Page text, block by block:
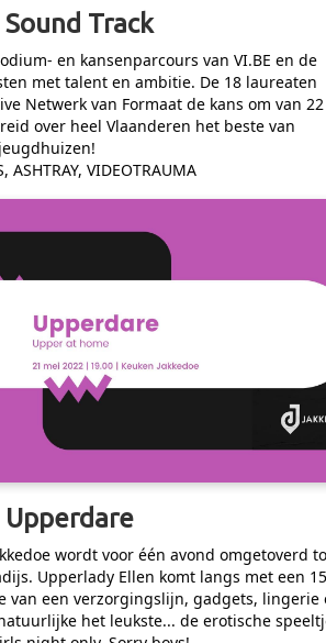
Track
en kansenparcours van VI.BE en de
met talent en ambitie. De 18 laureaten
Netwerk van Formaat de kans om van 22
over heel Vlaanderen het beste van
ASHTRAY, VIDEOTRAUMA
wordt voor één avond omgetoverd
Upperlady Ellen komt langs met een
van een verzorgingslijn, gadgets, lingerie
het leukste... de erotische